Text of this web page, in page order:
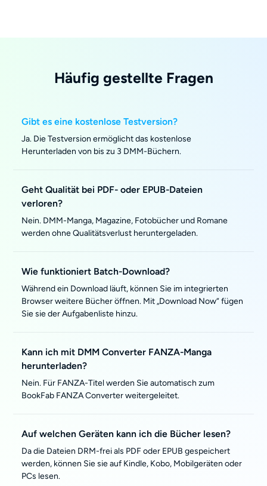
Häufig gestellte Fragen
Gibt es eine kostenlose Testversion?
Ja. Die Testversion ermöglicht das kostenlose
Herunterladen von bis zu 3 DMM-Büchern.
Geht Qualität bei PDF- oder EPUB-Dateien
verloren?
Nein. DMM-Manga, Magazine, Fotobücher und Romane
werden ohne Qualitätsverlust heruntergeladen.
Wie funktioniert Batch-Download?
Während ein Download läuft, können Sie im integrierten
Browser weitere Bücher öffnen. Mit „Download Now“ fügen
Sie sie der Aufgabenliste hinzu.
Kann ich mit DMM Converter FANZA-Manga
herunterladen?
Nein. Für FANZA-Titel werden Sie automatisch zum
BookFab FANZA Converter weitergeleitet.
Auf welchen Geräten kann ich die Bücher lesen?
Da die Dateien DRM-frei als PDF oder EPUB gespeichert
werden, können Sie sie auf Kindle, Kobo, Mobilgeräten oder
PCs lesen.